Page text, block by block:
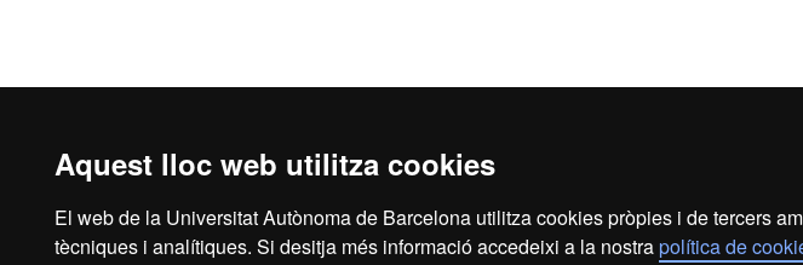
Aquest lloc web utilitza cookies
El web de la Universitat Autònoma de Barcelona utilitza cookies pròpies i de tercers
tècniques i analítiques. Si desitja més informació accedeixi a la nostrapolítica de